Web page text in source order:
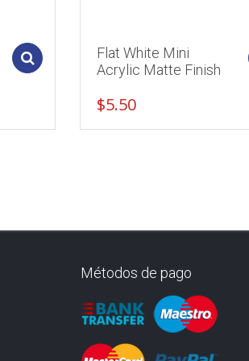
Add to cartFlat White Mini
Acrylic Matte Finish
$5.50
Métodos de pago